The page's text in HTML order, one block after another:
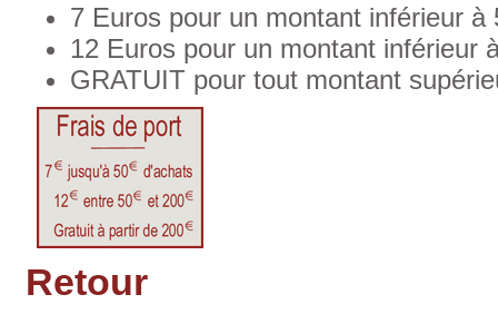
7 Euros pour un montant inférieur
12 Euros pour un montant inférieur
GRATUIT pour tout montant
Retour